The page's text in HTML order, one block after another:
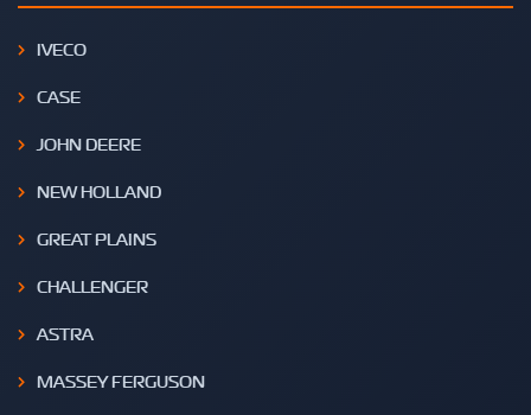
IVECO
CASE
JOHN DEERE
NEW HOLLAND
GREAT PLAINS
CHALLENGER
ASTRA
MASSEY FERGUSON